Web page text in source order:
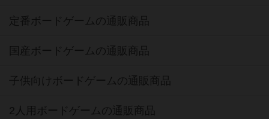
定番ボードゲームの通販商品
国産ボードゲームの通販商品
子供向けボードゲームの通販商品
2人用ボードゲームの通販商品